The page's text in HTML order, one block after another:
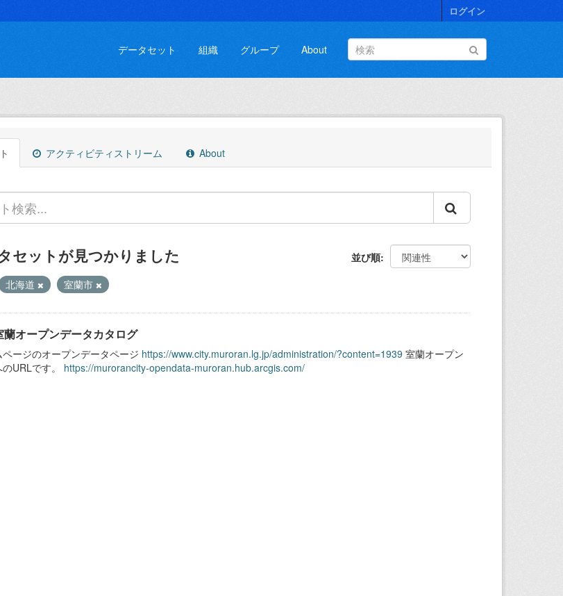
ログイン
データセット 組織 グループ About
アクティビティストリーム About
並び順
セットが見つかりました
北海道 室蘭市
蘭オープンデータカタログ
ージのオープンデータページ https://www.city.muroran.lg.jp/administration/?content=1939 室蘭オープン
URLです。 https://murorancity-opendata-muroran.hub.arcgis.com/